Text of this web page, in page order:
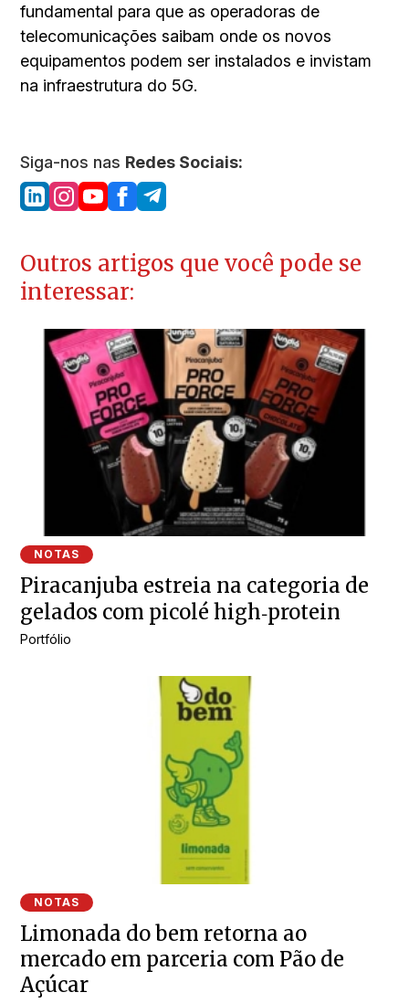
fundamental para que as operadoras de
telecomunicações saibam onde os novos
equipamentos podem ser instalados e invistam
na infraestrutura do 5G.
Siga-nos nas Redes Sociais:
Outros artigos que você pode se
interessar:
NOTAS
Piracanjuba estreia na categoria de
gelados com picolé high‑protein
Portfólio
NOTAS
Limonada do bem retorna ao
mercado em parceria com Pão de
Açúcar